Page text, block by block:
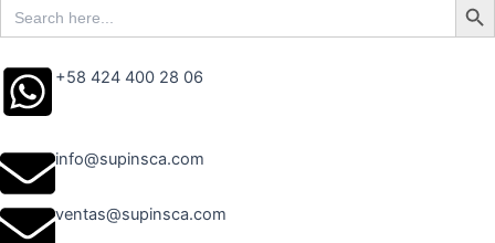
Search
for:
+58 424 400 28 06
info@supinsca.com
ventas@supinsca.com